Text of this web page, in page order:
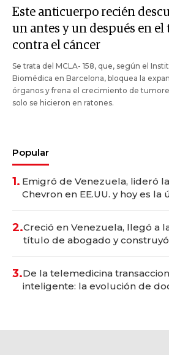
Este anticuerpo recién
un antes y un después en
contra el cáncer
Se trata del MCLA- 158, que, según el
Biomédica en Barcelona, bloquea la
órganos y frena el crecimiento de
solo se hicieron en ratones.
Popular
1. Emigró de Venezuela, lideró
Chevron en EE.UU. y hoy es la
2.Creció en Venezuela, llegó a
título de abogado y
3.De la telemedicina
inteligente: la evolución de